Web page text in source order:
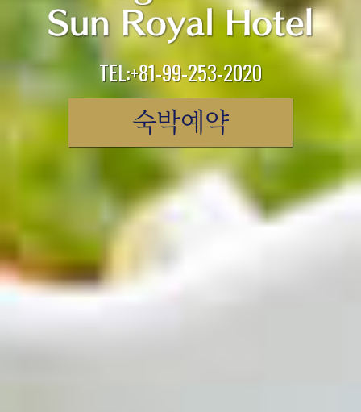
TEL:+81-99-253-2020
숙박예약